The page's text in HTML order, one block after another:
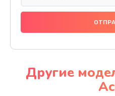
Ремонт
Другие